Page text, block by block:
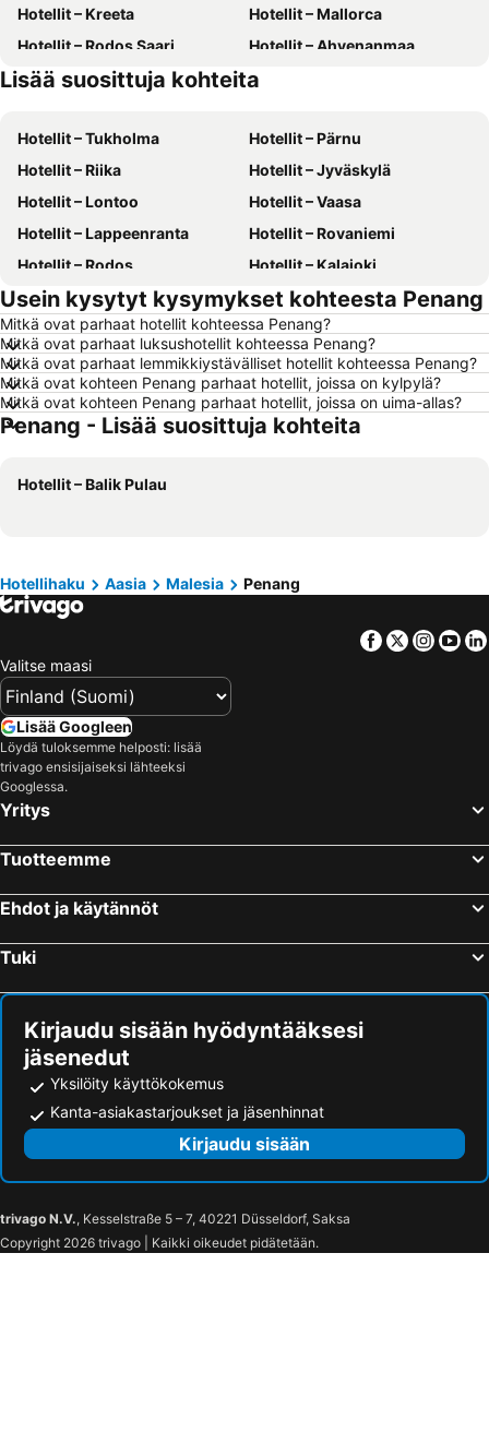
Hotellit – Kreeta
Hotellit – Mallorca
Hotellit – Rodos Saari
Hotellit – Ahvenanmaa
Hotellit – Suomi
Hotellit – Gran Canaria
Lisää suosittuja kohteita
Hotellit – Tukholma
Hotellit – Pärnu
Hotellit – Riika
Hotellit – Jyväskylä
Hotellit – Lontoo
Hotellit – Vaasa
Hotellit – Lappeenranta
Hotellit – Rovaniemi
Hotellit – Rodos
Hotellit – Kalajoki
Hotellit – Alanya
Hotellit – Joensuu
Hotellit – Fuengirola
Hotellit – Kööpenhamina
Hotellit – Savonlinna
Hotellit – Gdańsk
Hotellit – Lahti
Hotellit – Hämeenlinna
Hotellit – Seinäjoki
Hotellit – Kreikka
Hotellit – Teneriffa
Hotellit – Espanja
Hotellit – Koh Samui
Hotellit – Kos Saari
Hotellit – Uusimaa
Hotellit – Ylläs
Hotellit – Kroatia
Usein kysytyt kysymykset kohteesta Penang
Mitkä ovat parhaat hotellit kohteessa Penang?
Mitkä ovat parhaat luksushotellit kohteessa Penang?
Mitkä ovat parhaat lemmikkiystävälliset hotellit kohteessa Penang?
Mitkä ovat kohteen Penang parhaat hotellit, joissa on kylpylä?
Mitkä ovat kohteen Penang parhaat hotellit, joissa on uima-allas?
Penang - Lisää suosittuja kohteita
Hotellit – Balik Pulau
Hotellihaku Aasia Malesia Penang
Facebook
Twitter
Valitse maasi
Lisää Googleen
Löydä tuloksemme helposti: lisää
trivago ensisijaiseksi lähteeksi
Googlessa.
Yritys
Tuotteemme
Ehdot ja käytännöt
Tuki
Kirjaudu sisään hyödyntääksesi
jäsenedut
Yksilöity käyttökokemus
Kanta-asiakastarjoukset ja jäsenhinnat
Kirjaudu sisään
trivago N.V., Kesselstraße 5 – 7, 40221 Düsseldorf, Saksa
Copyright 2026 trivago | Kaikki oikeudet pidätetään.